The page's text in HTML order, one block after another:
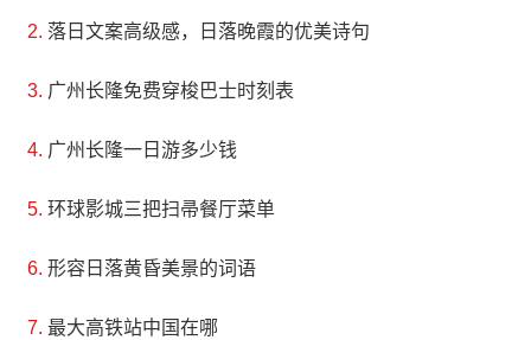
落日文案高级感，日落晚霞的优美诗句
广州长隆免费穿梭巴士时刻表
广州长隆一日游多少钱
环球影城三把扫帚餐厅菜单
形容日落黄昏美景的词语
最大高铁站中国在哪